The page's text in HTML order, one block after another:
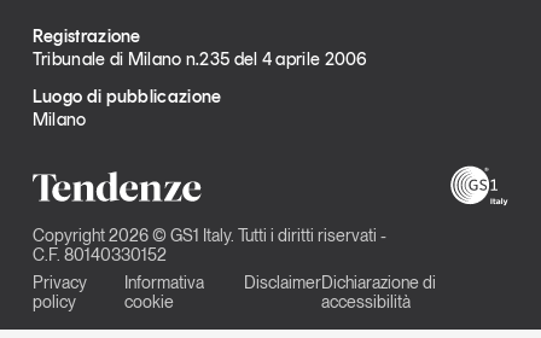
Registrazione
Tribunale di Milano n.235 del 4 aprile 2006
Luogo di pubblicazione
Milano
Copyright 2026 © GS1 Italy. Tutti i diritti riservati -
C.F. 80140330152
Privacy
policy
Informativa
cookie
DisclaimerDichiarazione di
accessibilità